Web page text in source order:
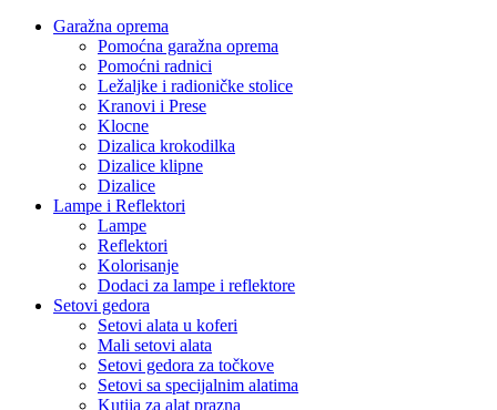
Garažna oprema
Pomoćna garažna oprema
Pomoćni radnici
Ležaljke i radioničke stolice
Kranovi i Prese
Klocne
Dizalica krokodilka
Dizalice klipne
Dizalice
Lampe i Reflektori
Lampe
Reflektori
Kolorisanje
Dodaci za lampe i reflektore
Setovi gedora
Setovi alata u koferi
Mali setovi alata
Setovi gedora za točkove
Setovi sa specijalnim alatima
Kutija za alat prazna